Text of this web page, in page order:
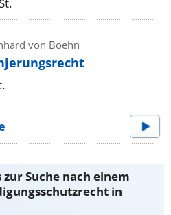
von Boehn
Suche nach einem
in